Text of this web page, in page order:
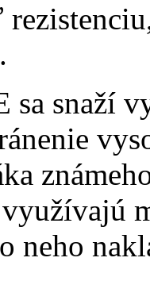
.
sa snaží
neho